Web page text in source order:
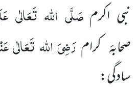
نبی اکرمصَلَّی اللہ تَعَالٰی
صحابۂ کرامرَضِیَ اللہ تَعَالٰی
سادگی: